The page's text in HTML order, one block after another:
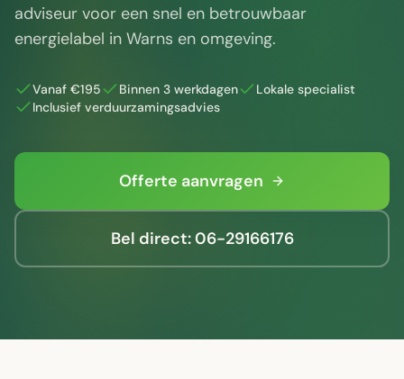
adviseur voor een snel en betrouwbaar
energielabel in Warns en omgeving.
Vanaf €195 Binnen 3 werkdagen
Lokale specialist
Inclusief verduurzamingsadvies
Offerte aanvragen
Bel direct: 06-29166176